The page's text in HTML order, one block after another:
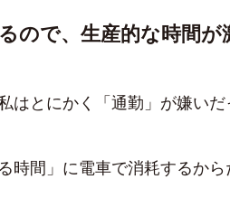
ので、生産的な時間が
はとにかく「通勤」が嫌いだ
間」に電車で消耗するから